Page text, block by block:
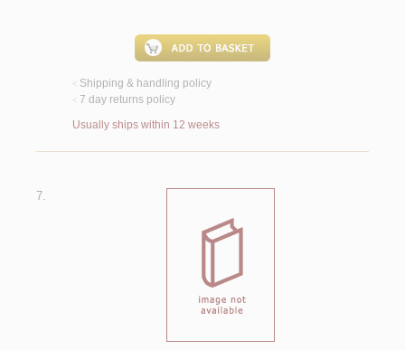
< Shipping & handling policy
< 7 day returns policy
Usually ships within 12 weeks
7.